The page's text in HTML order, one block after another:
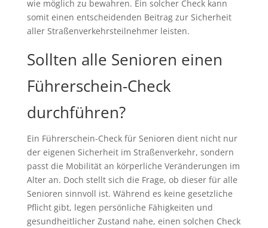
wie möglich zu bewahren. Ein solcher Check kann
somit einen entscheidenden Beitrag zur Sicherheit
aller Straßenverkehrsteilnehmer leisten.
Sollten alle Senioren einen
Führerschein-Check
durchführen?
Ein Führerschein-Check für Senioren dient nicht nur
der eigenen Sicherheit im Straßenverkehr, sondern
passt die Mobilität an körperliche Veränderungen im
Alter an. Doch stellt sich die Frage, ob dieser für alle
Senioren sinnvoll ist. Während es keine gesetzliche
Pflicht gibt, legen persönliche Fähigkeiten und
gesundheitlicher Zustand nahe, einen solchen Check